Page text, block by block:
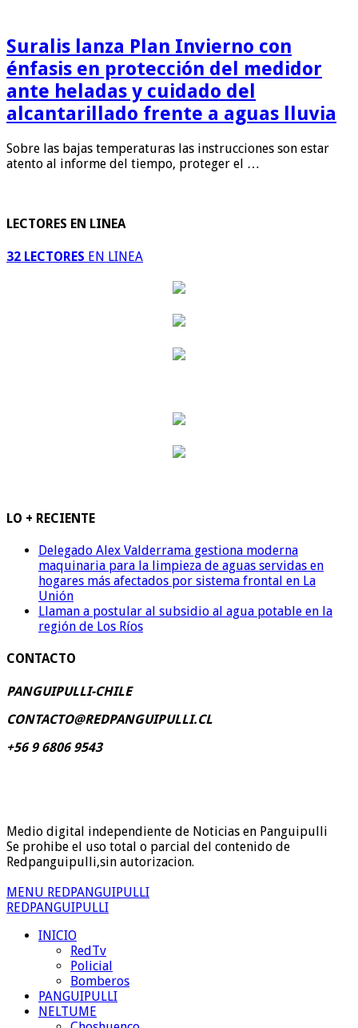
Suralis lanza Plan Invierno con
énfasis en protección del medidor
ante heladas y cuidado del
alcantarillado frente a aguas lluvia
Sobre las bajas temperaturas las instrucciones son estar
atento al informe del tiempo, proteger el …
LECTORES EN LINEA
32 LECTORES EN LINEA
LO + RECIENTE
Delegado Alex Valderrama gestiona moderna
maquinaria para la limpieza de aguas servidas en
hogares más afectados por sistema frontal en La
Unión
Llaman a postular al subsidio al agua potable en la
región de Los Ríos
CONTACTO
PANGUIPULLI-CHILE
CONTACTO@REDPANGUIPULLI.CL
+56 9 6806 9543
Medio digital independiente de Noticias en Panguipulli
Se prohibe el uso total o parcial del contenido de
Redpanguipulli,sin autorizacion.
MENU REDPANGUIPULLI
REDPANGUIPULLI
INICIO
RedTv
Policial
Bomberos
PANGUIPULLI
NELTUME